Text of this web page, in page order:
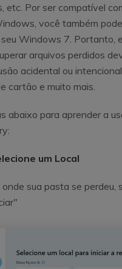
etc. Por ser compatível
você também
Windows 7. Portanto,
arquivos perdidos
acidental ou
cartão e muito mais.
abaixo para aprender a
um Local
sua pasta se perdeu,